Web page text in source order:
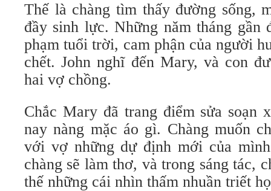
Thế là chàng tìm thấy đường sống,
đầy sinh lực. Những năm tháng gần
phạm tuổi trời, cam phận của người
chết. John nghĩ đến Mary, và con
hai vợ chồng.
Chắc Mary đã trang điểm sửa soạn
nay nàng mặc áo gì. Chàng muốn
với vợ những dự định mới của
chàng sẽ làm thơ, và trong sáng tác,
thế những cái nhìn thấm nhuần triết